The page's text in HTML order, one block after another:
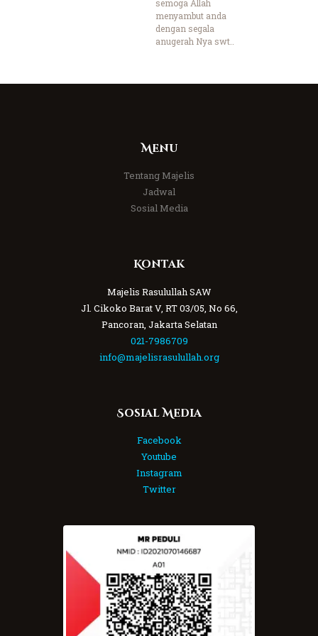
semoga Allah
menyambut anda
dengan segala
anugerah Nya swt..
Menu
Tentang Majelis
Jadwal
Sosial Media
Kontak
Majelis Rasulullah SAW
Jl. Cikoko Barat V, RT 03/05, No 66,
Pancoran, Jakarta Selatan
021-7986709
info@majelisrasulullah.org
Sosial Media
Facebook
Youtube
Instagram
Twitter